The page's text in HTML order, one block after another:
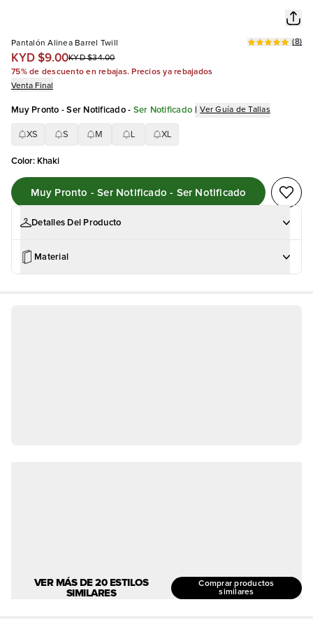
Pantalón Alinea Barrel Twill
KYD $9.00KYD $34.00
(8)
75% de descuento en rebajas. Precios ya rebajados
Venta Final
Muy Pronto - Ser Notificado- Ser Notificado | Ver Guía de Tallas
XS S M XL
Color: Khaki
Muy Pronto - Ser Notificado - Ser Notificado
Detalles Del Producto
Material
VER MÁS DE 20 ESTILOS
SIMILARES
Comprar productos
similares